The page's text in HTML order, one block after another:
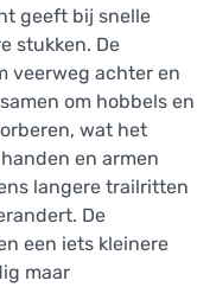
geeft bij snelle
stukken. De
veerweg achter en
om hobbels en
wat het
en armen
langere trailritten
De
een iets kleinere
maar